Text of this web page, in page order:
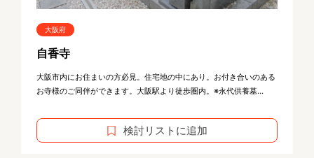
大阪府
自香寺
大阪市内にお住まいの方必見。住宅地の中にあり。お付き合いのある
お寺様のご同伴ができます。大阪駅より徒歩圏内。※永代供養墓...
検討リストに追加